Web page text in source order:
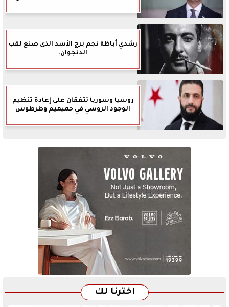
رشدي أباظة نجم برج الأسد الذى صنع لقب
الدنجوان.
روسيا وسوريا تتفقان على إعادة تنظيم
الوجود الروسي في حميميم وطرطوس
اخترنا لك